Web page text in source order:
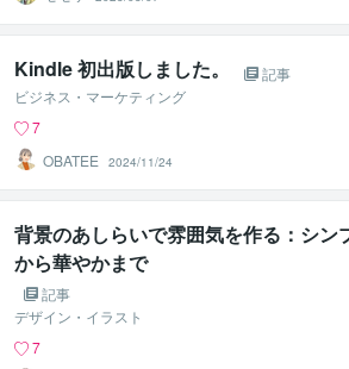
Kindle 初出版しました。
記事
ビジネス・マーケティング
7
OBATEE
2024/11/24
背景のあしらいで雰囲気を作る：シン
から華やかまで
記事
デザイン・イラスト
7